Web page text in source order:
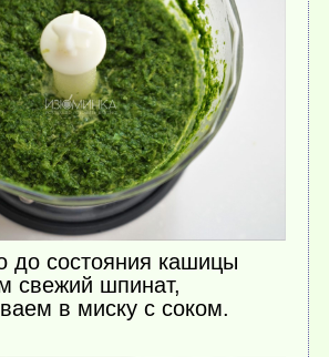
до состояния кашицы
свежий шпинат,
в миску с соком.